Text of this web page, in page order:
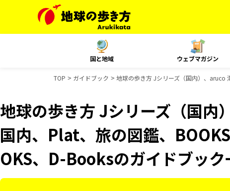
国と地域 ウェブマガジン
TOP ガイドブック 地球の歩き方 Jシリーズ（国内）、aruco
地球の歩き方 Jシリーズ（国
国内、Plat、旅の図鑑、
OKS、D-Booksのガイドブック